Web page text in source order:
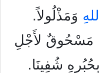
الله ِ وَمَذْلُولاً.
مَسْحُوقٌ لأَجْلِ
شُفِينَا.